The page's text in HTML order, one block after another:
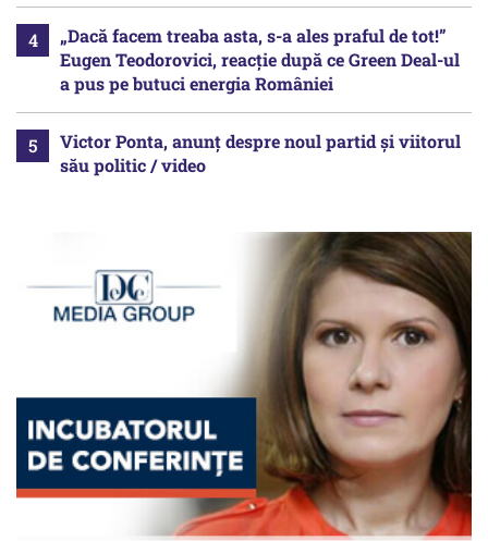
„Dacă facem treaba asta, s-a ales praful de tot!”
Eugen Teodorovici, reacție după ce Green Deal-ul
a pus pe butuci energia României
Victor Ponta, anunț despre noul partid și viitorul
său politic / video